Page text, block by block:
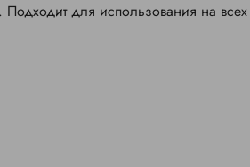
для использования на всех